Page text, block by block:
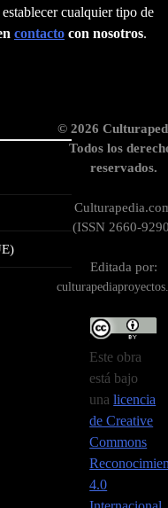
cualquier tipo de
contacto con nosotros.
© 2026
Todos los
reservados.
(ISSN 2660-
Editada por:
Este obra
está bajo
unalicencia
de Creative
Commons
4.0